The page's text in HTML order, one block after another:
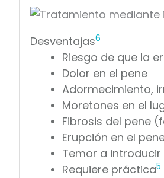
Desventajas6
Riesgo de que la
Dolor en el pene
Adormecimiento,
Moretones en el
Fibrosis del pene
Erupción en el
Temor a
Requiere práctica5